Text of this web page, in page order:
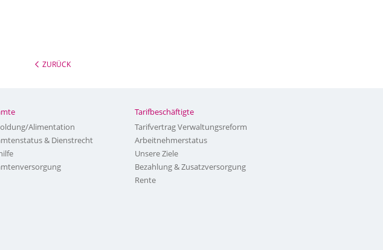
ZURÜCK
Alimentation
& Dienstrecht
Tarifbeschäftigte
Tarifvertrag Verwaltungsreform
Arbeitnehmerstatus
Unsere Ziele
Bezahlung & Zusatzversorgung
Rente